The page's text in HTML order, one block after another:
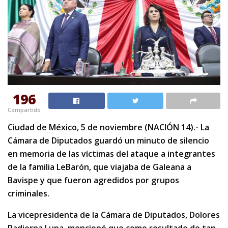
196
Compartido
Ciudad de México, 5 de noviembre (NACIÓN 14).- La
Cámara de Diputados guardó un minuto de silencio
en memoria de las víctimas del ataque a integrantes
de la familia LeBarón, que viajaba de Galeana a
Bavispe y que fueron agredidos por grupos
criminales.
La vicepresidenta de la Cámara de Diputados, Dolores